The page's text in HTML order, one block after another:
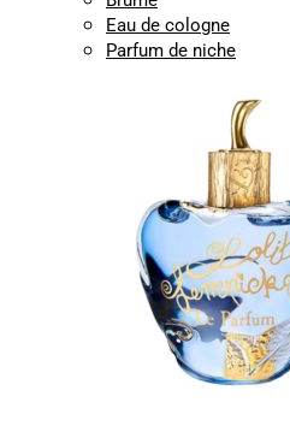
Eau de cologne
Parfum de niche